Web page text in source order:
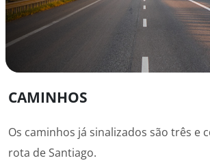
CAMINHOS
Os caminhos já sinalizados são três e
rota de Santiago.